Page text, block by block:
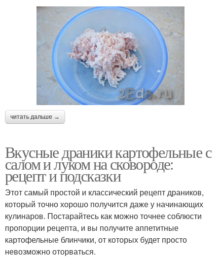
читать дальше →
Вкусные драники картофельные с
салом и луком на сковороде:
рецепт и подсказки
Этот самый простой и классический рецепт драников,
который точно хорошо получится даже у начинающих
кулинаров. Постарайтесь как можно точнее соблюсти
пропорции рецепта, и вы получите аппетитные
картофельные блинчики, от которых будет просто
невозможно оторваться.